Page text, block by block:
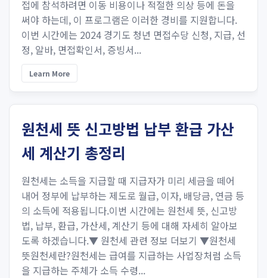
접에 참석하려면 이동 비용이나 적절한 의상 등에 돈을
써야 하는데, 이 프로그램은 이러한 경비를 지원합니다.
이번 시간에는 2024 경기도 청년 면접수당 신청, 지급, 선
정, 알바, 면접확인서, 증빙서...
Learn More
원천세 뜻 신고방법 납부 환급 가산
세 계산기 총정리
원천세는 소득을 지급할 때 지급자가 미리 세금을 떼어
내어 정부에 납부하는 제도로 월급, 이자, 배당금, 연금 등
의 소득에 적용됩니다.이번 시간에는 원천세 뜻, 신고방
법, 납부, 환급, 가산세, 계산기 등에 대해 자세히 알아보
도록 하겠습니다.▼ 원천세 관련 정보 더보기 ▼원천세
뜻원천세란?원천세는 급여를 지급하는 사업장처럼 소득
을 지급하는 주체가 소득 수령...